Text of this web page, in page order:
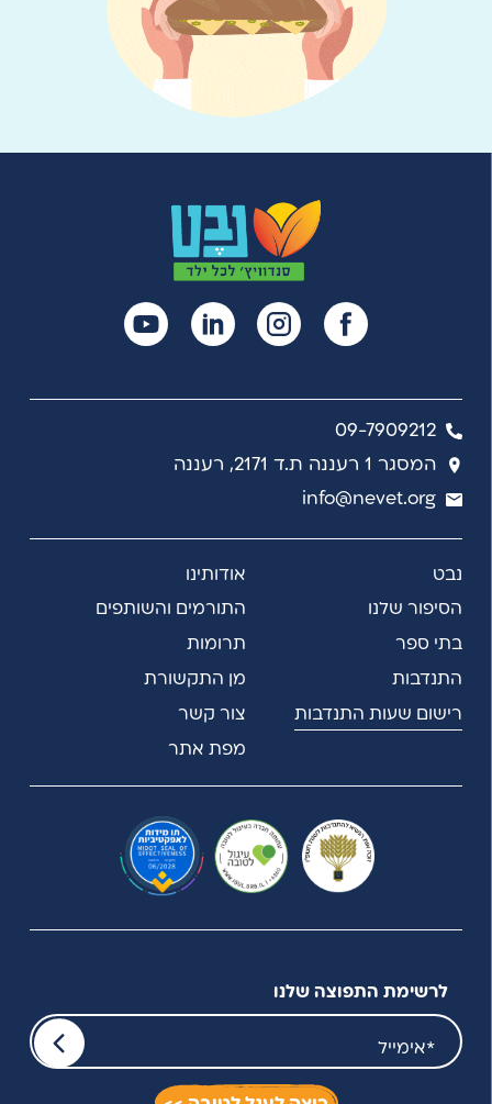
09-7909212
המסגר 1 רעננה ת.ד 2171, רעננה
info@nevet.org
נבט אודותינו
הסיפור שלנו התורמים והשותפים
בתי ספר תרומות
התנדבות מן התקשורת
רישום שעות התנדבות צור קשר
מפת אתר
לרשימת התפוצה שלנו